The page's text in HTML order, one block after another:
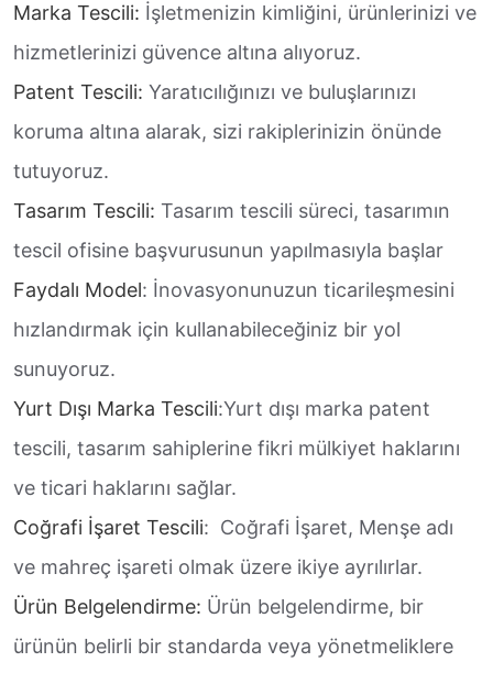
Marka Tescili: İşletmenizin kimliğini, ürünlerinizi ve
hizmetlerinizi güvence altına alıyoruz.
Patent Tescili: Yaratıcılığınızı ve buluşlarınızı
koruma altına alarak, sizi rakiplerinizin önünde
tutuyoruz.
Tasarım Tescili: Tasarım tescili süreci, tasarımın
tescil ofisine başvurusunun yapılmasıyla başlar
Faydalı Model: İnovasyonunuzun ticarileşmesini
hızlandırmak için kullanabileceğiniz bir yol
sunuyoruz.
Yurt Dışı Marka Tescili:Yurt dışı marka patent
tescili, tasarım sahiplerine fikri mülkiyet haklarını
ve ticari haklarını sağlar.
Coğrafi İşaret Tescili: Coğrafi İşaret, Menşe adı
ve mahreç işareti olmak üzere ikiye ayrılırlar.
Ürün Belgelendirme: Ürün belgelendirme, bir
ürünün belirli bir standarda veya yönetmeliklere